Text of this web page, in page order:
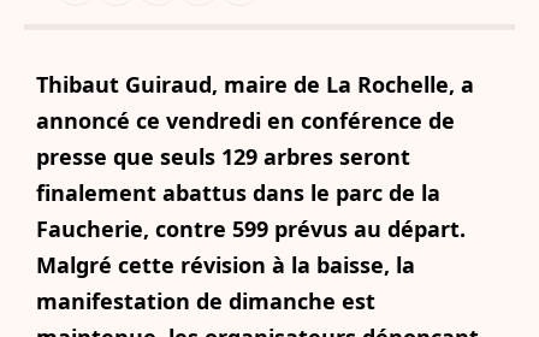
Thibaut Guiraud, maire de La Rochelle, a
annoncé ce vendredi en conférence de
presse que seuls 129 arbres seront
finalement abattus dans le parc de la
Faucherie, contre 599 prévus au départ.
Malgré cette révision à la baisse, la
manifestation de dimanche est